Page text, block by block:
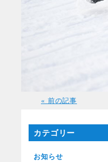
« 前の記事
カテゴリー
お知らせ